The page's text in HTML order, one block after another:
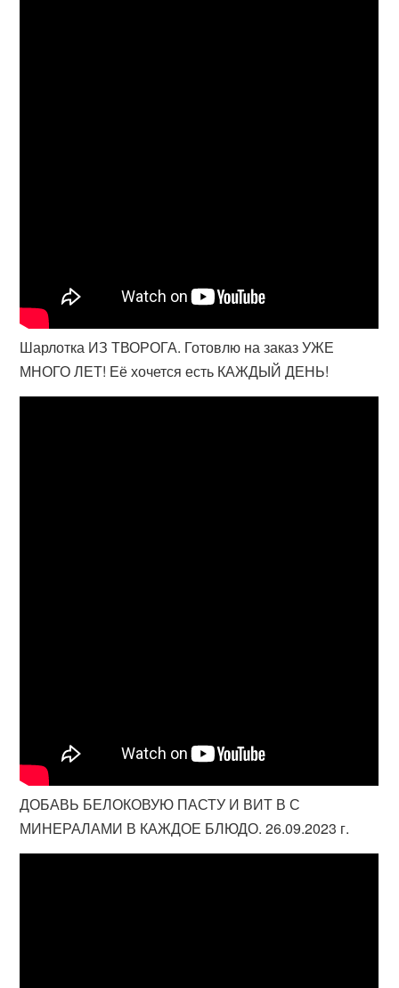
Шарлотка ИЗ ТВОРОГА. Готовлю на заказ УЖЕ
МНОГО ЛЕТ! Её хочется есть КАЖДЫЙ ДЕНЬ!
ДОБАВЬ БЕЛОКОВУЮ ПАСТУ И ВИТ В С
МИНЕРАЛАМИ В КАЖДОЕ БЛЮДО. 26.09.2023 г.